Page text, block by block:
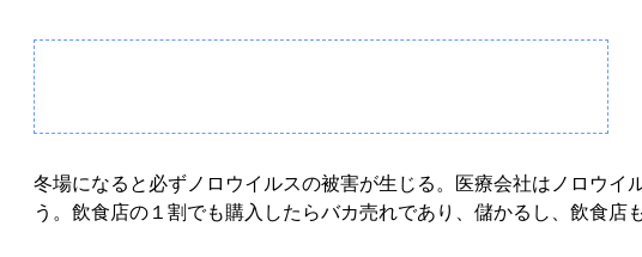
冬場になると必ずノロウイルスの被害が生じる。医療会社はノロウイ
う。飲食店の１割でも購入したらバカ売れであり、儲かるし、飲食店